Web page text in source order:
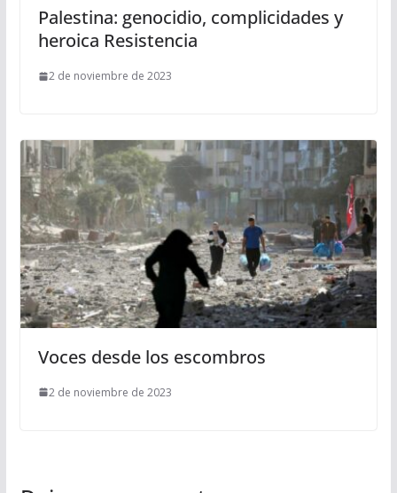
Palestina: genocidio, complicidades y
heroica Resistencia
2 de noviembre de 2023
Voces desde los escombros
2 de noviembre de 2023